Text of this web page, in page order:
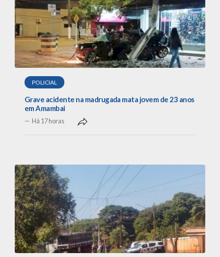
POLICIAL
Grave acidente na madrugada mata jovem de 23 anos
em Amambai
Há 17 horas